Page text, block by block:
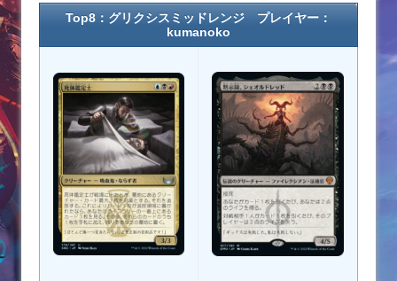
Top8：グリクシスミッドレンジ プレイヤー：
kumanoko